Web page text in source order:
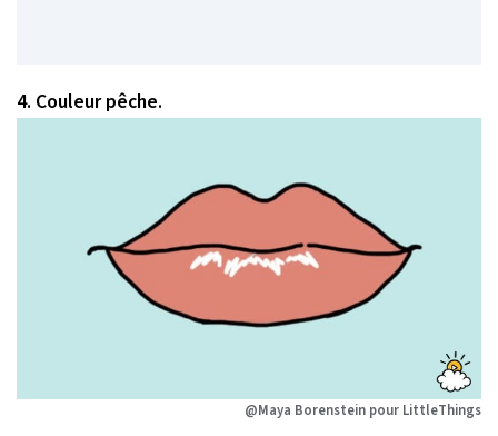
4. Couleur pêche.
@Maya Borenstein pour LittleThings